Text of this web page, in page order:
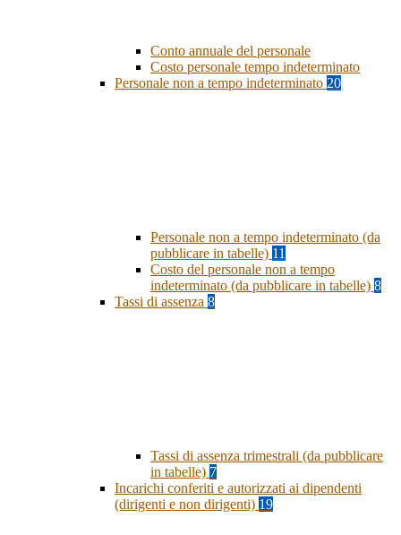
Conto annuale del personale
Costo personale tempo indeterminato
Personale non a tempo indeterminato 20
Personale non a tempo indeterminato (da
pubblicare in tabelle) 11
Costo del personale non a tempo
indeterminato (da pubblicare in tabelle) 8
Tassi di assenza 8
Tassi di assenza trimestrali (da pubblicare
in tabelle) 7
Incarichi conferiti e autorizzati ai dipendenti
(dirigenti e non dirigenti) 19